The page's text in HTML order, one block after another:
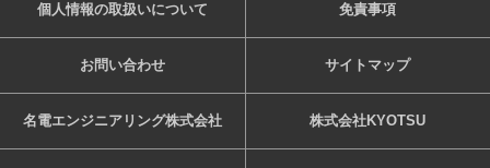
個人情報の取扱いについて 免責事項
お問い合わせ サイトマップ
名電エンジニアリング株式会社 株式会社KYOTSU